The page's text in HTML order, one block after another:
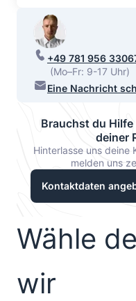
+49 781 956
(Mo–Fr: 9-17 Uhr)
Eine Nachricht
Brauchst du
deiner
Hinterlasse uns deine
melden uns
Kontaktdaten
Wähle
wir